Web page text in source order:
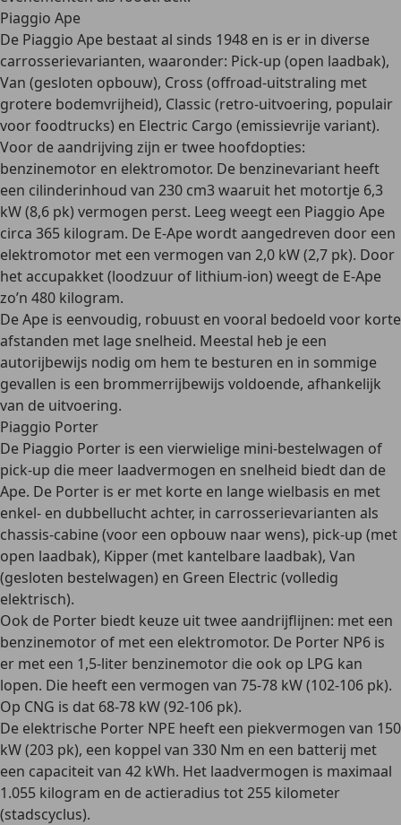
Piaggio Ape
De Piaggio Ape bestaat al sinds 1948 en is er in diverse
carrosserievarianten, waaronder: Pick-up (open laadbak),
Van (gesloten opbouw), Cross (offroad-uitstraling met
grotere bodemvrijheid), Classic (retro-uitvoering, populair
voor foodtrucks) en Electric Cargo (emissievrije variant).
Voor de aandrijving zijn er twee hoofdopties:
benzinemotor en elektromotor. De benzinevariant heeft
een cilinderinhoud van 230 cm3waaruit het motortje 6,3
kW (8,6 pk) vermogen perst. Leeg weegt een Piaggio Ape
circa 365 kilogram. De E-Ape wordt aangedreven door een
elektromotor met een vermogen van 2,0 kW (2,7 pk). Door
het accupakket (loodzuur of lithium-ion) weegt de E-Ape
zo’n 480 kilogram.
De Ape is eenvoudig, robuust en vooral bedoeld voor korte
afstanden met lage snelheid. Meestal heb je een
autorijbewijs nodig om hem te besturen en in sommige
gevallen is een brommerrijbewijs voldoende, afhankelijk
van de uitvoering.
Piaggio Porter
De Piaggio Porter is een vierwielige mini-bestelwagen of
pick-up die meer laadvermogen en snelheid biedt dan de
Ape. De Porter is er met korte en lange wielbasis en met
enkel- en dubbellucht achter, in carrosserievarianten als
chassis-cabine(voor een opbouw naar wens), pick-up (met
open laadbak), Kipper(met kantelbare laadbak), Van
(gesloten bestelwagen) en Green Electric (volledig
elektrisch).
Ook de Porter biedt keuze uittwee aandrijflijnen: met een
benzinemotor of met een elektromotor. De Porter NP6 is
er met een 1,5-liter benzinemotor die ook op LPG kan
lopen. Die heeft een vermogen van 75-78 kW (102-106 pk).
Op CNG is dat 68-78 kW (92-106 pk).
De elektrische Porter NPE heeft een piekvermogen van 150
kW (203 pk), een koppel van 330 Nm en een batterij met
een capaciteit van 42 kWh. Het laadvermogen is maximaal
1.055 kilogram en de actieradius tot 255 kilometer
(stadscyclus).